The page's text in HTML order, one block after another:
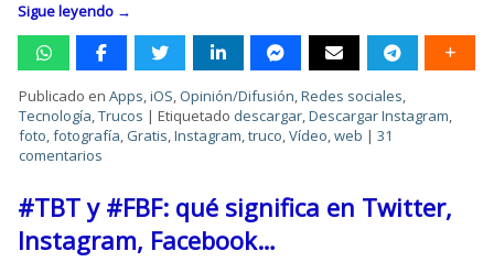
Sigue leyendo →
Publicado en Apps,iOS, Opinión/Difusión,Redes sociales,
Tecnología,Trucos |Etiquetado descargar,Descargar Instagram,
foto,fotografía, Gratis,Instagram,truco,Vídeo,web |31
comentarios
#TBT y #FBF: qué significa en Twitter,
Instagram, Facebook…